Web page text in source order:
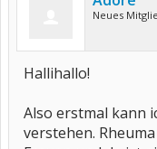
Neues
Hallihallo!
Also erstmal kann
verstehen.